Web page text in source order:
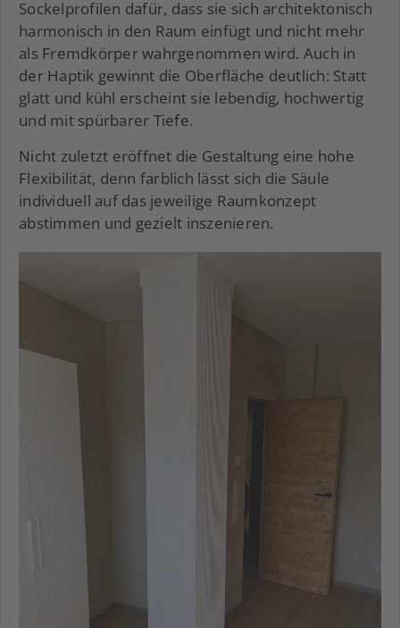
Sockelprofilen dafür, dass sie sich architektonisch
harmonisch in den Raum einfügt und nicht mehr
als Fremdkörper wahrgenommen wird. Auch in
der Haptik gewinnt die Oberfläche deutlich: Statt
glatt und kühl erscheint sie lebendig, hochwertig
und mit spürbarer Tiefe.
Nicht zuletzt eröffnet die Gestaltung eine hohe
Flexibilität, denn farblich lässt sich die Säule
individuell auf das jeweilige Raumkonzept
abstimmen und gezielt inszenieren.